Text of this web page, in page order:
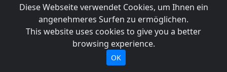
Diese Webseite verwendet Cookies, um Ihnen ein
angenehmeres Surfen zu ermöglichen.
This website uses cookies to give you a better
browsing experience.
OK